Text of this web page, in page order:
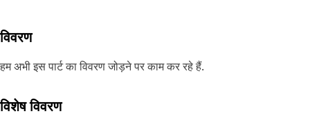
विवरण
हम अभी इस पार्ट का विवरण जोड़ने पर काम कर रहे हैं.
विशेष विवरण